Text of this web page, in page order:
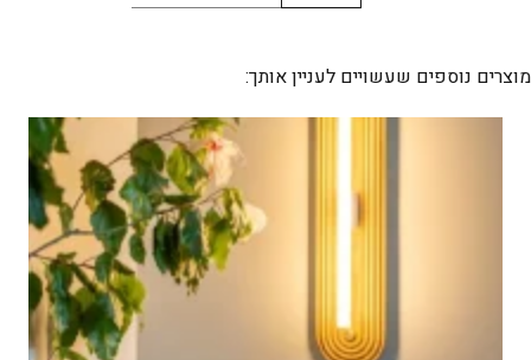
O
מוצרים נוספים שעשויים לעניין אותך: